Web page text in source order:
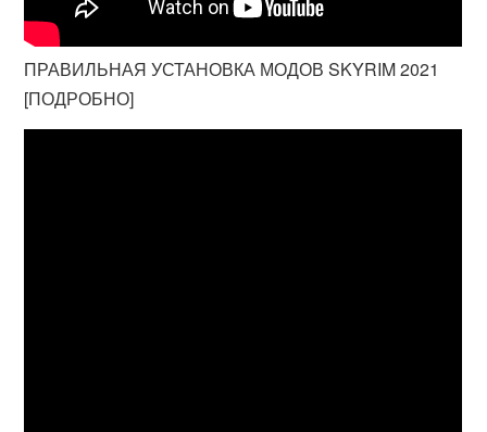
ПРАВИЛЬНАЯ УСТАНОВКА МОДОВ SKYRIM 2021
[ПОДРОБНО]